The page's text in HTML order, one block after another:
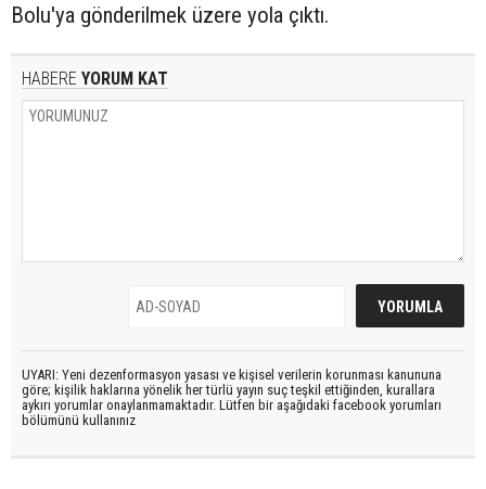
Bolu'ya gönderilmek üzere yola çıktı.
HABERE YORUM KAT
UYARI: Yeni dezenformasyon yasası ve kişisel verilerin korunması kanununa
göre; kişilik haklarına yönelik her türlü yayın suç teşkil ettiğinden, kurallara
aykırı yorumlar onaylanmamaktadır. Lütfen bir aşağıdaki facebook yorumları
bölümünü kullanınız